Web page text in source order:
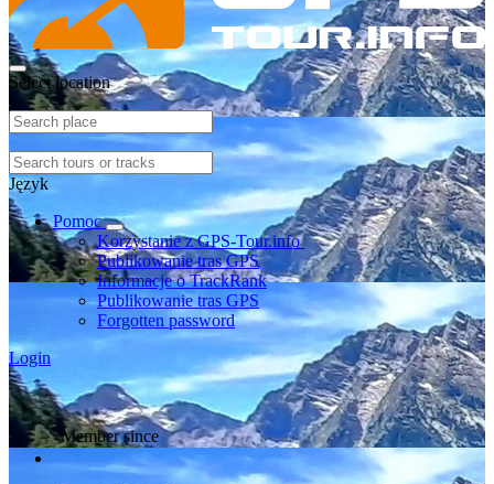
Select location
Język
Pomoc
Korzystanie z GPS-Tour.info
Publikowanie tras GPS
Informacje o TrackRank
Publikowanie tras GPS
Forgotten password
Login
Member since